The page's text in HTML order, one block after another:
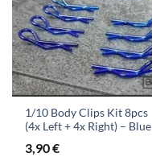
1/10 Body Clips Kit 8pcs
(4x Left + 4x Right) – Blue
3,90€